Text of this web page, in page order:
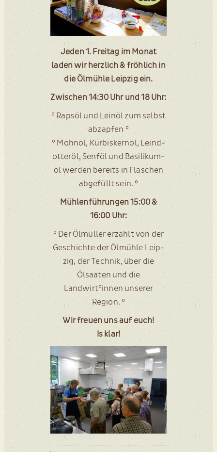
Jeden 1. Frei­tag im Monat
laden wir herz­lich & fröh­lich in
die Ölmüh­le Leip­zig ein.
Zwi­schen 14:30 Uhr und 18 Uhr:
° Raps­öl und Lein­öl zum selbst
abzapfen °
° Mohn­öl, Kür­bis­kern­öl, Leind­
ot­ter­öl, Senf­öl und Basi­li­kum­
öl wer­den bereits in Fla­schen
abge­füllt sein. °
Müh­len­füh­run­gen 15:00 &
16:00 Uhr:
° Der Ölmül­ler erzählt von der
Geschich­te der Ölmüh­le Leip­
zig, der Tech­nik, über die
Ölsaa­ten und die
Landwirt°innen unse­rer
Region. °
Wir freu­en uns auf euch!
Is klar!